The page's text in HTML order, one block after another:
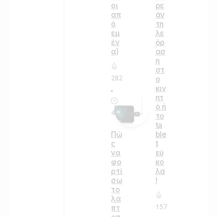
οι
απ
ό
εμ
έν
α)
282
4
Πώ
ς
να
φο
ρτί
σω
το
λά
πτ
ρε
άν
τη
λε
όρ
ασ
η
στ
ο
κιν
ητ
ό ή
το
ta
ble
t
εύ
κο
λα
!
157